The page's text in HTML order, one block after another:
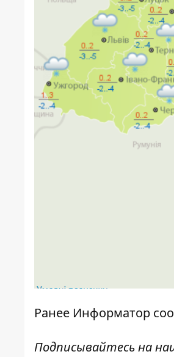
Ранее Информатор
Подписывайтесь на